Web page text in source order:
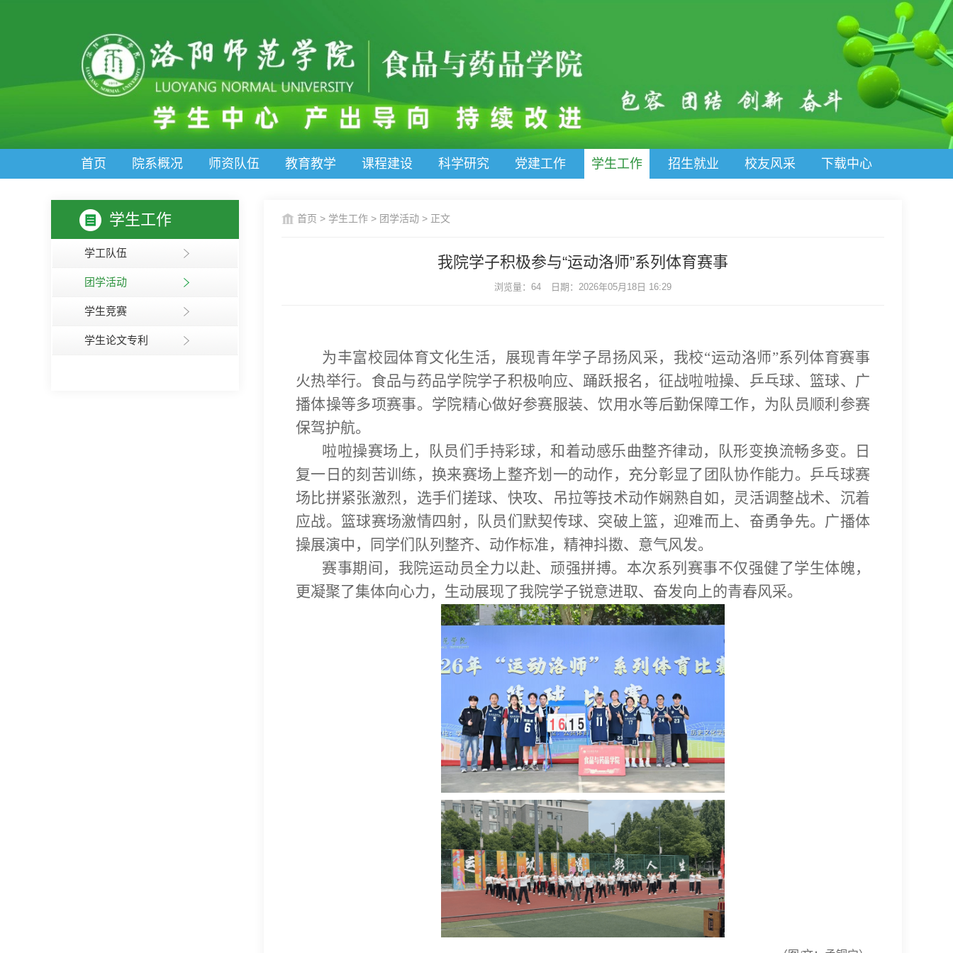
首页 院系概况 师资队伍 教育教学 课程建设 科学研究 党建工作 学生工作 招生就业 校友风采 下载中心
学生工作
学工队伍
团学活动
学生竞赛
学生论文专利
首页 > 学生工作 > 团学活动 > 正文
我院学子积极参与“运动洛师”系列体育赛事
浏览量：64 日期：2026年05月18日 16:29
为丰富校园体育文化生活，展现青年学子昂扬风采，我校“运动洛师”系列体育赛事
火热举行。食品与药品学院学子积极响应、踊跃报名，征战啦啦操、乒乓球、篮球、广
播体操等多项赛事。学院精心做好参赛服装、饮用水等后勤保障工作，为队员顺利参赛
保驾护航。
啦啦操赛场上，队员们手持彩球，和着动感乐曲整齐律动，队形变换流畅多变。日
复一日的刻苦训练，换来赛场上整齐划一的动作，充分彰显了团队协作能力。乒乓球赛
场比拼紧张激烈，选手们搓球、快攻、吊拉等技术动作娴熟自如，灵活调整战术、沉着
应战。篮球赛场激情四射，队员们默契传球、突破上篮，迎难而上、奋勇争先。广播体
操展演中，同学们队列整齐、动作标准，精神抖擞、意气风发。
赛事期间，我院运动员全力以赴、顽强拼搏。本次系列赛事不仅强健了学生体魄，
更凝聚了集体向心力，生动展现了我院学子锐意进取、奋发向上的青春风采。